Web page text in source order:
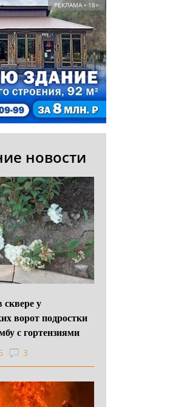
РЕКЛАМА • 18+
новости
сквере у
ворот подростки
с гортензиями
3